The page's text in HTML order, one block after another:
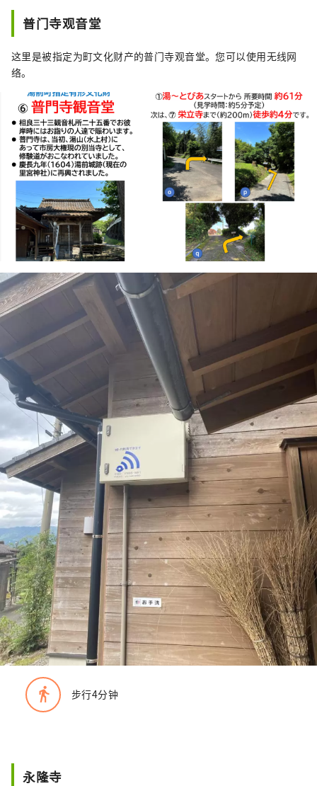
普门寺观音堂
这里是被指定为町文化财产的普门寺观音堂。您可以使用无线网
络。
directions_walk 步行4分钟
永隆寺